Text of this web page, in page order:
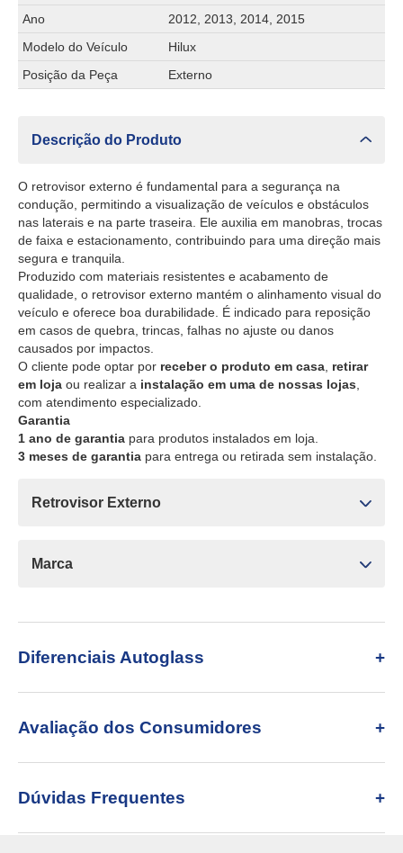
Ano
2012, 2013, 2014, 2015
Modelo do Veículo
Hilux
Posição da Peça
Externo
Descrição do Produto
O retrovisor externo é fundamental para a segurança na
condução, permitindo a visualização de veículos e obstáculos
nas laterais e na parte traseira. Ele auxilia em manobras, trocas
de faixa e estacionamento, contribuindo para uma direção mais
segura e tranquila.
Produzido com materiais resistentes e acabamento de
qualidade, o retrovisor externo mantém o alinhamento visual do
veículo e oferece boa durabilidade. É indicado para reposição
em casos de quebra, trincas, falhas no ajuste ou danos
causados por impactos.
O cliente pode optar por receber o produto em casa retirar
em loja ou realizar a instalação em uma de nossas lojas
com atendimento especializado.
Garantia
1 ano de garantia para produtos instalados em loja.
3 meses de garantia para entrega ou retirada sem instalação.
Retrovisor Externo
Marca
Diferenciais Autoglass
Avaliação dos Consumidores
Dúvidas Frequentes